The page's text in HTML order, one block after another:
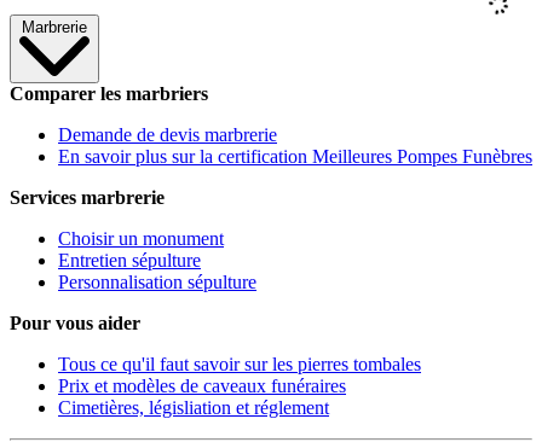
Marbrerie
Comparer les marbriers
Demande de devis marbrerie
En savoir plus sur la certification Meilleures Pompes Funèbres
Services marbrerie
Choisir un monument
Entretien sépulture
Personnalisation sépulture
Pour vous aider
Tous ce qu'il faut savoir sur les pierres tombales
Prix et modèles de caveaux funéraires
Cimetières, législiation et réglement